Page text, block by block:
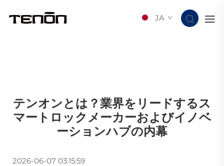
JA
テンオンとは？業界をリードするス
マートロックメーカーおよびイノベ
ーションハブの内幕
2026-06-07 03:15:59